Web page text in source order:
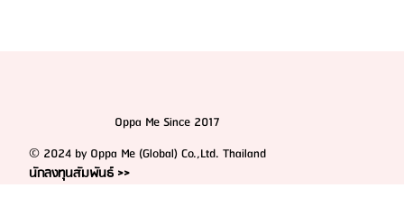
Oppa Me Since 2017
© 2024 by Oppa Me (Global) Co.,Ltd. Thailand
นักลงทุนสัมพันธ์ >>